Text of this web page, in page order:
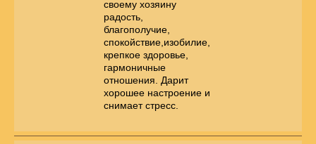
своему хозяину
радость,
благополучие,
спокойствие,изобилие,
крепкое здоровье,
гармоничные
отношения. Дарит
хорошее настроение и
снимает стресс.